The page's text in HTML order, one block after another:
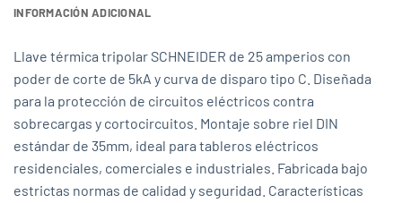
INFORMACIÓN ADICIONAL
Llave térmica tripolar SCHNEIDER de 25 amperios con
poder de corte de 5kA y curva de disparo tipo C. Diseñada
para la protección de circuitos eléctricos contra
sobrecargas y cortocircuitos. Montaje sobre riel DIN
estándar de 35mm, ideal para tableros eléctricos
residenciales, comerciales e industriales. Fabricada bajo
estrictas normas de calidad y seguridad. Características